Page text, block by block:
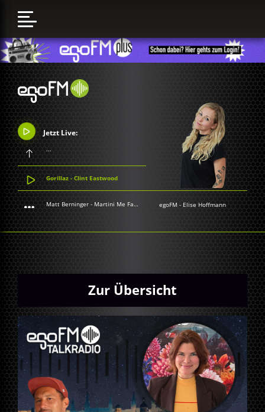
Jetzt Live:
...
Gorillaz - Clint Eastwood
Matt Berninger - Martini Me Fatso egoFM - Elise Hoffmann
Zur Übersicht